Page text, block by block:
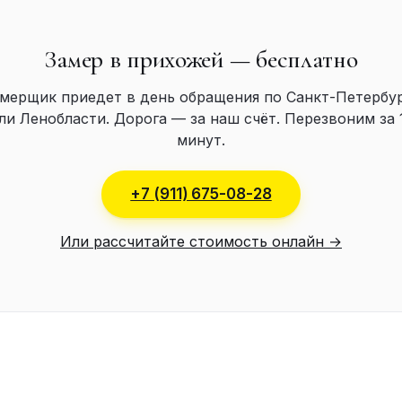
Замер в прихожей — бесплатно
приедет в день обращения по Санкт-
Ленобласти. Дорога — за наш счёт. Перезвоним за
минут.
+7 (911) 675-08-28
Или рассчитайте стоимость онлайн →